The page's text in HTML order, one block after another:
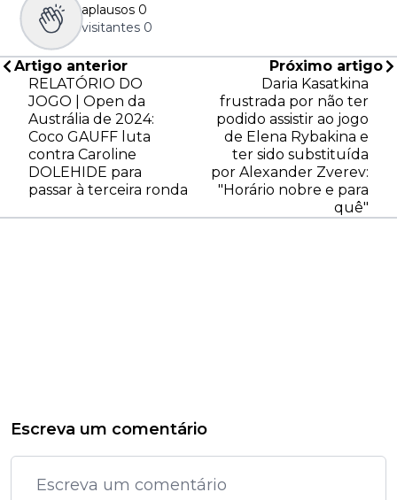
aplausos 0
visitantes 0
Artigo anterior
RELATÓRIO DO
JOGO | Open da
Austrália de 2024:
Coco GAUFF luta
contra Caroline
DOLEHIDE para
passar à terceira ronda
Próximo artigo
Daria Kasatkina
frustrada por não ter
podido assistir ao jogo
de Elena Rybakina e
ter sido substituída
por Alexander Zverev:
"Horário nobre e para
quê"
Escreva um comentário